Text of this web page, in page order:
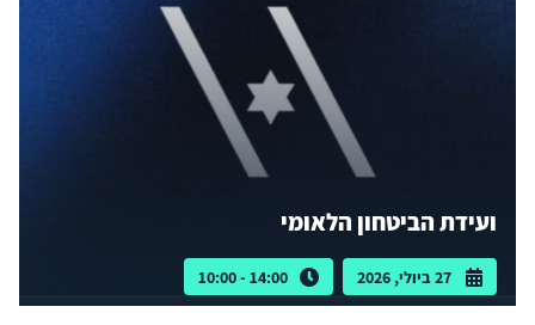
ועידת הביטחון הלאומי
27 ביולי, 2026 14:00 - 10:00